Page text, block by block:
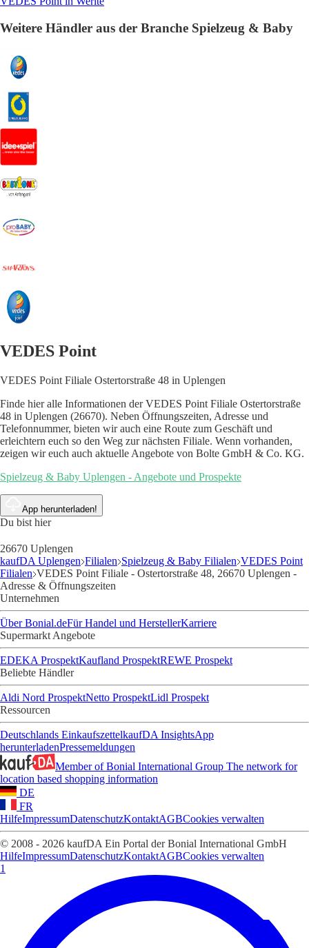
Weitere Händler aus der Branche Spielzeug & Baby
VEDES Point
VEDES Point Filiale Ostertorstraße 48 in Uplengen
Finde hier alle Informationen der VEDES Point Filiale Ostertorstraße
48 in Uplengen (26670). Neben Öffnungszeiten, Adresse und
Telefonnummer, bieten wir auch eine Route zum Geschäft und
erleichtern euch so den Weg zur nächsten Filiale. Wenn vorhanden,
zeigen wir euch auch aktuelle Angebote von Bolte GmbH & Co. KG.
Spielzeug & Baby Uplengen - Angebote und Prospekte
App herunterladen!
Du bist hier
26670 Uplengen
kaufDA Uplengen Filialen Spielzeug & Baby Filialen VEDES Point
Filialen VEDES Point Filiale - Ostertorstraße 48, 26670 Uplengen -
Adresse & Öffnungszeiten
Unternehmen
Über Bonial.deFür Handel und HerstellerKarriere
Supermarkt Angebote
EDEKA ProspektKaufland ProspektREWE Prospekt
Beliebte Händler
Aldi Nord ProspektNetto ProspektLidl Prospekt
Ressourcen
Deutschlands EinkaufszettelkaufDA InsightsApp
herunterladenPressemeldungen
Member of Bonial International Group The network for
location based shopping information
DE
FR
HilfeImpressumDatenschutzKontaktAGBCookies verwalten
© 2008 - 2026 kaufDA Ein Portal der Bonial International GmbH
HilfeImpressumDatenschutzKontaktAGBCookies verwalten
1